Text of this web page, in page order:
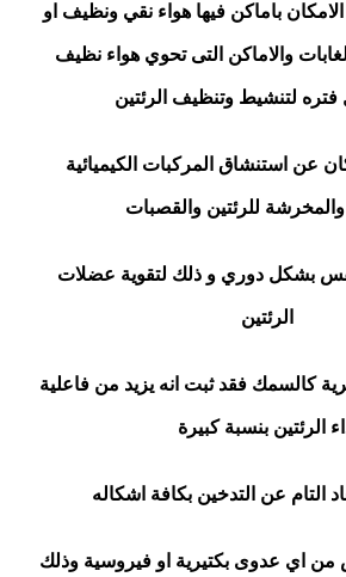
باماكن فيها هواء نقي ونظيف او
والاماكن التى تحوي هواء نظيف
لتنشيط وتنظيف الرئتين
عن استنشاق المركبات الكيميائية
والمخرشة للرئتين والقصبات
بشكل دوري و ذلك لتقوية عضلات
الرئتين
كالسمك فقد ثبت انه يزيد من فاعلية
الرئتين بنسبة كبيرة
التام عن التدخين بكافة اشكاله
من اي عدوى بكتيرية او فيروسية وذلك